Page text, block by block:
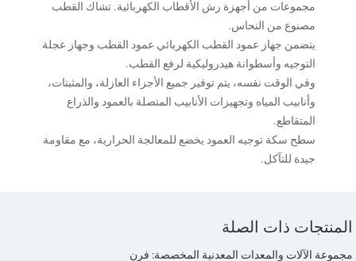
مجموعات من أجهزة رش الأقطاب الكهربائية. تشاك القطب
مصنوع من النحاس.
يتضمن جهاز عمود القطب الكهربائي عمود القطب وجهاز عجلة
التوجيه وأسطوانة هيدروليكية لرفع القطب.
وفي الوقت نفسه، يتم توفير جميع الأجزاء العازلة، والمثبتات،
وأنابيب المياه وتجهيزات الأنابيب المتصلة بالعمود والذراع
المتقاطع.
سطح سكة توجيه العمود يخضع للمعالجة الحرارية، مع مقاومة
جيدة للتآكل.
المنتجات ذات الصلة
مجموعة الآلات والمعدات المعدنية المخصصة: فرن